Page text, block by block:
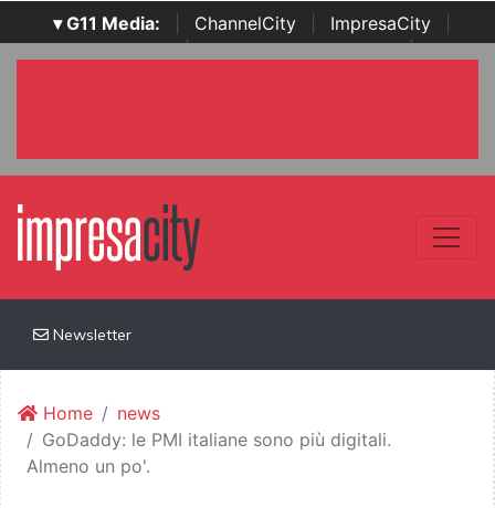
▾ G11 Media: ChannelCity ImpresaCity
SecurityOpenLab | Italian Channel Awards | Italian
Newsletter
Home
news
GoDaddy: le PMI italiane sono più digitali.
Almeno un po'.